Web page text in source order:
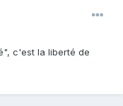
c'est la liberté de